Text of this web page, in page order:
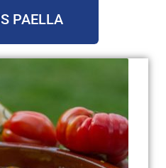
PAELLA